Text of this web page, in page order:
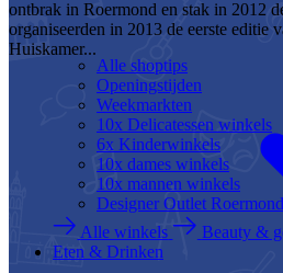
Alle shoptips
Openingstijden
Weekmarkten
10x Delicatessen winkels
6x Kinderwinkels
10x dames winkels
10x mannen winkels
Designer Outlet Roermond
Alle winkels
Beauty &
Eten & Drinken
ontbrak in Roermond en stak in 2012
organiseerden in 2013 de eerste editie
Huiskamer...